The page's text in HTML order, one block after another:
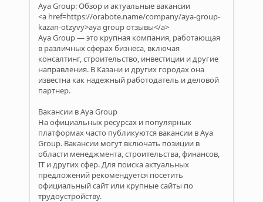
Aya Group: Обзор и актуальные вакансии
<a href=https://orabote.name/company/aya-group-
kazan-otzyvy>aya group отзывы</a>
Aya Group — это крупная компания, работающая
в различных сферах бизнеса, включая
консалтинг, строительство, инвестиции и другие
направления. В Казани и других городах она
известна как надежный работодатель и деловой
партнер.
Вакансии в Aya Group
На официальных ресурсах и популярных
платформах часто публикуются вакансии в Aya
Group. Вакансии могут включать позиции в
области менеджмента, строительства, финансов,
IT и других сфер. Для поиска актуальных
предложений рекомендуется посетить
официальный сайт или крупные сайты по
трудоустройству.